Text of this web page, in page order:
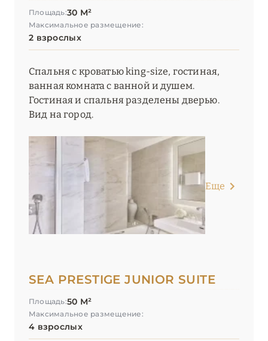
Площадь:30 М²
Максимальное размещение:
2 взрослых
Спальня с кроватью king-size, гостиная,
ванная комната с ванной и душем.
Гостиная и спальня разделены дверью.
Вид на город.
Еще
SEA PRESTIGE JUNIOR SUITE
Площадь:50 М²
Максимальное размещение:
4 взрослых